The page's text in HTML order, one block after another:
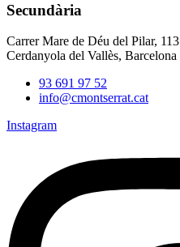
Secundària
Carrer Mare de Déu del Pilar, 113
Cerdanyola del Vallès, Barcelona
93 691 97 52
info@cmontserrat.cat
Instagram